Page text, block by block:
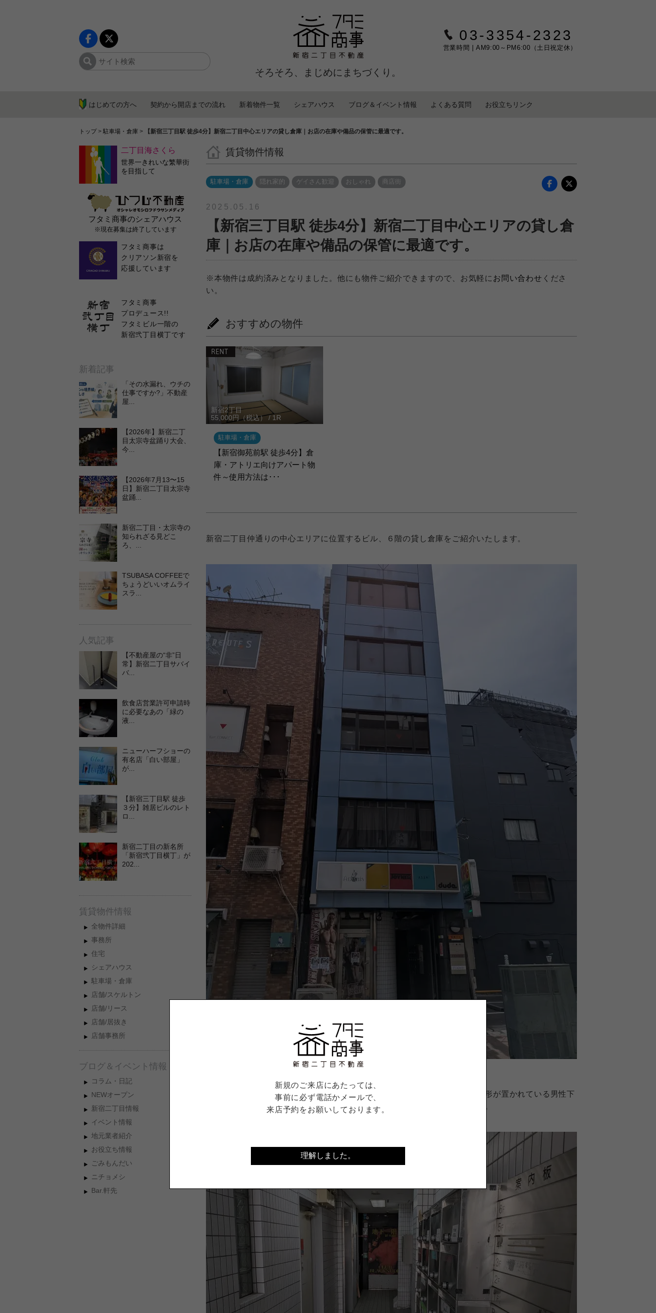
そろそろ、まじめにまちづくり。
03-3354-2323
営業時間 | AM9:00～PM6:00（土日祝定休）
はじめての方へ 契約から開店までの流れ 新着物件一覧 シェアハウス ブログ＆イベント情報 よくある質問 お役立ちリンク
トップ > 駐車場・倉庫 > 【新宿三丁目駅 徒歩4分】新宿二丁目中心エリアの貸し倉庫｜お店の在庫や備品の保管に最適です。
賃貸物件情報
駐車場・倉庫 隠れ家的 ゲイさん歓迎 おしゃれ 商店街
2025.05.16
【新宿三丁目駅 徒歩4分】新宿二丁目中心エリアの貸し倉
庫｜お店の在庫や備品の保管に最適です。
※本物件は成約済みとなりました。他にも物件ご紹介できますので、お気軽にお問い合わせ くださ
い。
おすすめの物件
新宿2丁目
55,000円（税込） / 1R
RENT
駐車場・倉庫
【新宿御苑前駅 徒歩4分】倉
庫・アトリエ向けアパート物
件～使用方法は･･･
新宿二丁目仲通りの中心エリアに位置するビル、６階の貸し倉庫をご紹介いたします。
細長くスタイリッシュなブルーが特徴的な外観、１階にはいつもベンチに人形が置かれている男性下
着・パンツ屋さん、２階から６階までは個性的なバーが５店舗入っています。
二丁目海さくら
世界一きれいな繁華街
を目指して
フタミ商事のシェアハウス
※現在募集は終了しています
フタミ商事は
クリアソン新宿を
応援しています
フタミ商事
プロデュース!!
フタミビル一階の
新宿弐丁目横丁です
新着記事
「その水漏れ、ウチの
仕事ですか?」不動産
屋...
【2026年】新宿二丁
目太宗寺盆踊り大会、
今...
【2026年7月13〜15
日】新宿二丁目太宗寺
盆踊...
新宿二丁目・太宗寺の
知られざる見どこ
ろ、...
TSUBASA COFFEEで
ちょうどいいオムライ
スラ...
人気記事
【不動産屋の“非”日
常】新宿二丁目サバイ
バ...
飲食店営業許可申請時
に必要なあの「緑の
液...
ニューハーフショーの
有名店「白い部屋」
が...
【新宿三丁目駅 徒歩
３分】雑居ビルのレト
ロ...
新宿二丁目の新名所
「新宿弐丁目横丁」が
202...
賃貸物件情報
全物件詳細
事務所
住宅
シェアハウス
駐車場・倉庫
店舗/スケルトン
店舗/リース
店舗/居抜き
店舗事務所
ブログ＆イベント情報
コラム・日記
NEWオープン
新宿二丁目情報
イベント情報
地元業者紹介
お役立ち情報
ごみもんだい
ニチョメシ
Bar.軒先
新規のご来店にあたっては、
事前に必ず電話かメールで、
来店予約をお願いしております。
理解しました。